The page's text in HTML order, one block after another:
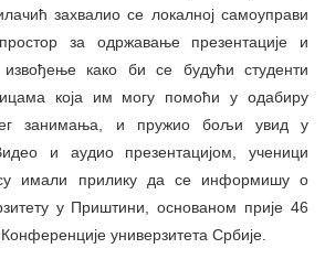
захвалио се локалној самоуправи
за одржавање презентације и
како би се будући студенти
која им могу помоћи у одабиру
занимања, и пружио бољи увид у
и аудио презентацијом, ученици
имали прилику да се информишу о
у Приштини, основаном прије 46
Конференције универзитета Србије.